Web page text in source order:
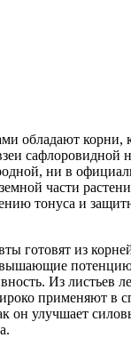
обладают корни,
сафлоровидной
ни в
части
тонуса и
готовят из
Из листьев
применяют в
он улучшает